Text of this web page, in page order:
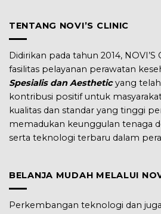
TENTANG NOVI’S CLINIC
Didirikan pada tahun 2014,
fasilitas pelayanan perawatan
Spesialis dan Aestheticyang
kontribusi positif untuk
kualitas dan standar yang tinggi
memadukan keunggulan tenaga
serta teknologi terbaru dalam
BELANJA MUDAH MELALUI
Perkembangan teknologi dan